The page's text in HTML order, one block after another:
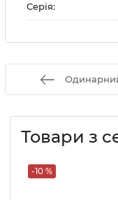
Серія:
Товари з
-10 %